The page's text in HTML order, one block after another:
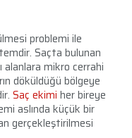
problemi ile
Saçta bulunan
alanlara mikro cerrahi
döküldüğü bölgeye
Saç ekimi her bireye
aslında küçük bir
gerçekleştirilmesi